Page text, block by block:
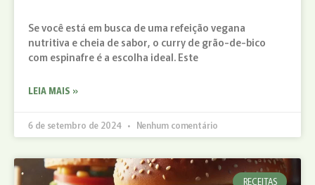
Se você está em busca de uma refeição vegana
nutritiva e cheia de sabor, o curry de grão-de-bico
com espinafre é a escolha ideal. Este
LEIA MAIS »
6 de setembro de 2024 Nenhum comentário
RECEITAS